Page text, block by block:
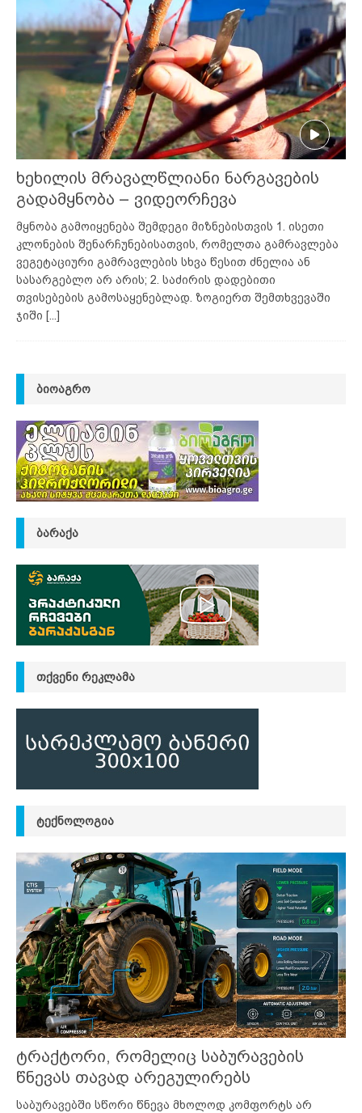
ხეხილის მრავალწლიანი ნარგავების
გადამყნობა – ვიდეორჩევა
მყნობა გამოიყენება შემდეგი მიზნებისთვის 1. ისეთი
კლონების შენარჩუნებისათვის, რომელთა გამრავლება
ვეგეტაციური გამრავლების სხვა წესით ძნელია ან
სასარგებლო არ არის; 2. საძირის დადებითი
თვისებების გამოსაყენებლად. ზოგიერთ შემთხვევაში
ჯიში [...]
ᲑᲘᲝᲐᲒᲠᲝ
ᲑᲐᲠᲐᲥᲐ
ᲗᲥᲕᲔᲜᲘ ᲠᲔᲙᲚᲐᲛᲐ
ᲢᲔᲥᲜᲝᲚᲝᲒᲘᲐ
ტრაქტორი, რომელიც საბურავების
წნევას თავად არეგულირებს
საბურავებში სწორი წნევა მხოლოდ კომფორტს არ